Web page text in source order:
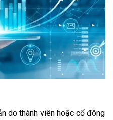
do thành viên hoặc cổ đông